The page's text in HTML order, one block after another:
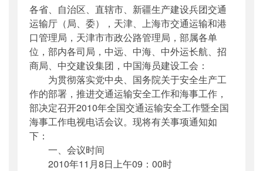
各省、自治区、直辖市、新疆生产建设兵团交通
运输厅（局、委），天津、上海市交通运输和港
口管理局，天津市市政公路管理局，部属各单
位，部内各司局，中远、中海、中外运长航、招
商局、中交建设集团，中国海员建设工会：
为贯彻落实党中央、国务院关于安全生产工
作的部署，推进交通运输安全工作和海事工作，
部决定召开2010年全国交通运输安全工作暨全国
海事工作电视电话会议。现将有关事项通知如
下：
一、会议时间
2010年11月8日上午09：00时